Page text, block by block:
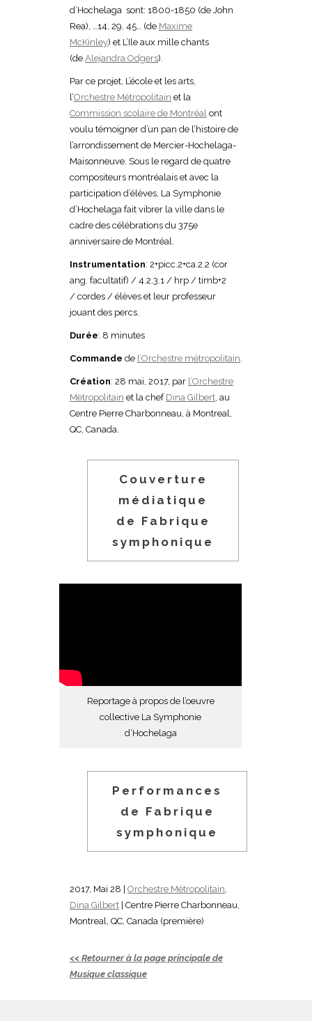
d’Hochelaga sont: 1800-1850 (de John
Rea), …14, 29, 45… (de Maxime
McKinley) et L’Ile aux mille chants
(de Alejandra Odgers).
Par ce projet, L’école et les arts,
l’Orchestre Métropolitain et la
Commission scolaire de Montréal ont
voulu témoigner d’un pan de l’histoire de
l’arrondissement de Mercier-Hochelaga-
Maisonneuve. Sous le regard de quatre
compositeurs montréalais et avec la
participation d’élèves, La Symphonie
d’Hochelaga fait vibrer la ville dans le
cadre des célébrations du 375e
anniversaire de Montréal.
Instrumentation: 2+picc.2+ca.2.2 (cor
ang. facultatif) / 4.2.3.1 / hrp / timb+2
/ cordes / élèves et leur professeur
jouant des percs.
Durée: 8 minutes
Commande de l’Orchestre métropolitain
Création: 28 mai, 2017, par l’Orchestre
Métropolitain et la chef Dina Gilbert , au
Centre Pierre Charbonneau, à Montreal,
QC, Canada.
Couverture
médiatique
de Fabrique
symphonique
Reportage à propos de l’oeuvre
collective La Symphonie
d’Hochelaga
Performances
de Fabrique
symphonique
2017, Mai 28 | Orchestre Métropolitain
Dina Gilbert | Centre Pierre Charbonneau,
Montreal, QC, Canada (première)
<< Retourner à la page principale de
Musique classique